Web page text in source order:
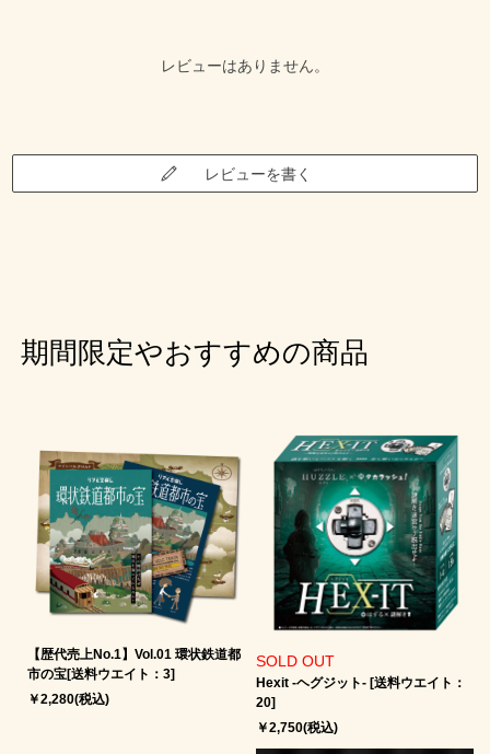
レビューはありません。
レビューを書く
期間限定やおすすめの商品
【歴代売上No.1】Vol.01 環状鉄道都
市の宝[送料ウエイト：3]
￥2,280(税込)
SOLD OUT
Hexit -ヘグジット‐ [送料ウエイト：
20]
￥2,750(税込)